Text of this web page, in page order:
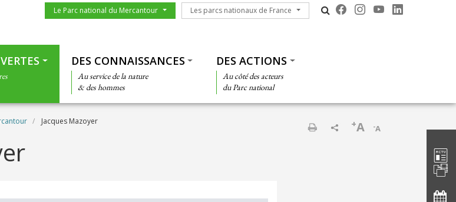
Menu du parc
Le Parc national du Mercantour Les parcs nationaux de France
Les parcs nationaux de France
DES CONNAISSANCES
Au service de la nature
& des hommes
DES ACTIONS
Au côté des acteurs
du Parc national
Jacques Mazoyer
-A
+A